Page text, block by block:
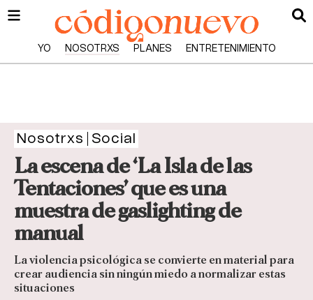
YO NOSOTRXS PLANES ENTRETENIMIENTO
Nosotrxs Social
La escena de ‘La Isla de las
Tentaciones’ que es una
muestra de gaslighting de
manual
La violencia psicológica se convierte en material para
crear audiencia sin ningún miedo a normalizar estas
situaciones